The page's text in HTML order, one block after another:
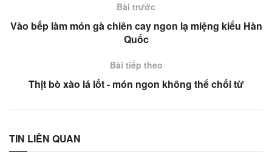
Bài trước
Vào bếp làm món gà chiên cay ngon lạ miệng kiểu Hàn
Quốc
Bài tiếp theo
Thịt bò xào lá lốt - món ngon không thể chối từ
TIN LIÊN QUAN